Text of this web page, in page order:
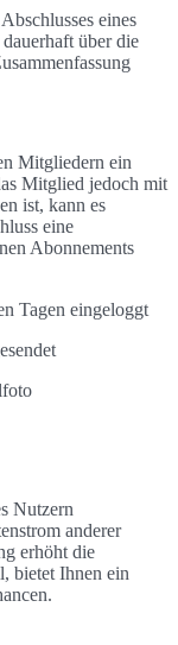
eines
über die
Mitgliedern ein
Mitglied jedoch mit
ist, kann es
eine
Abonnements
Tagen eingeloggt
Nutzern
anderer
erhöht die
bietet Ihnen ein